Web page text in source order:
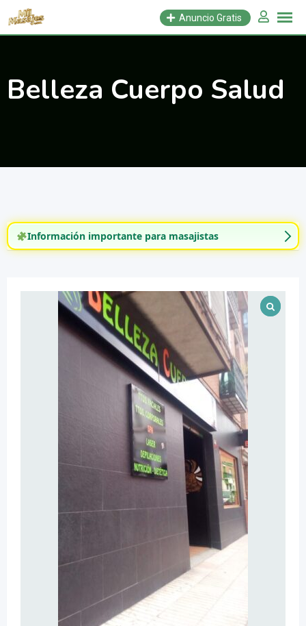
Saltar
Anuncio Gratis
Belleza Cuerpo Salud
Información importante para masajistas